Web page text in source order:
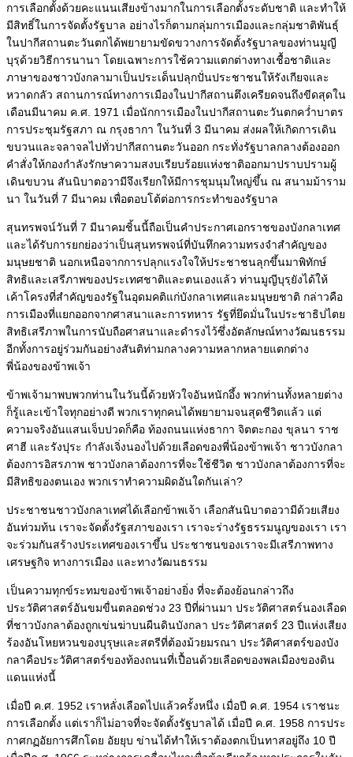
การเลือกตั้งด้วยคะแนนเสียงข้างมากในการเลือกตั้งระดับชาติ และทำให้
มีสิทธิ์ในการจัดตั้งรัฐบาล อย่างไรก็ตามกลุ่มการเมืองและกลุ่มชาติพันธุ์
ในปากีสถานตะวันตกได้พยายามขัดขวางการจัดตั้งรัฐบาลของท่านมูญี
บุรฺด้วยวิธีการนานา โดยเฉพาะการใช้ความแตกต่างทางเชื้อชาติและ
ภาษาของชาวบังกลามาเป็นประเด็นปลุกปั่นประชาชนให้รังเกียจและ
หวาดกลัว สถานการณ์ทางการเมืองในปากีสถานตึงเครียดจนถึงขีดสุดใน
เดือนมีนาคม ค.ศ. 1971 เมื่อนักการเมืองในปากีสถานตะวันตกคว่ำบาตร
การประชุมรัฐสภา ณ กรุงธากา ในวันที่ 3 มีนาคม ส่งผลให้เกิดการเดิน
ขบวนและจลาจลไปทั่วปากีสถานตะวันออก กระทั่งรัฐบาลกลางต้องออก
คำสั่งให้กองกำลังรักษาความสงบเรียบร้อยแห่งชาติออกมาปราบปรามผู้
เดินขบวน สันนิบาตอวามีจึงเรียกให้มีการชุมนุมใหญ่ขึ้น ณ สนามม้าราม
นา ในวันที่ 7 มีนาคม เพื่อตอบโต้ต่อการกระทำของรัฐบาล
สุนทรพจน์วันที่ 7 มีนาคมชิ้นนี้ถือเป็นคำประกาศเอกราชของบังกลาเทศ
และได้รับการยกย่องว่าเป็นสุนทรพจน์ที่บันทึกความทรงจำสำคัญของ
มนุษยชาติ นอกเหนือจากการปลุกแรงใจให้ประชาชนลุกขึ้นมาพิทักษ์
สิทธิและเสรีภาพของประเทศชาติและตนเองแล้ว ท่านมูญีบุรฺยังได้ให้
เค้าโครงที่สำคัญของรัฐในอุดมคติแก่บังกลาเทศและมนุษยชาติ กล่าวคือ
การเมืองที่แยกออกจากศาสนาและการทหาร รัฐที่ยึดมั่นในประชาธิปไตย
สิทธิเสรีภาพในการนับถือศาสนาและดำรงไว้ซึ่งอัตลักษณ์ทางวัฒนธรรม
อีกทั้งการอยู่ร่วมกันอย่างสันติท่ามกลางความหลากหลายแตกต่าง
พี่น้องของข้าพเจ้า
ข้าพเจ้ามาพบพวกท่านในวันนี้ด้วยหัวใจอันหนักอึ้ง พวกท่านทั้งหลายต่าง
ก็รู้และเข้าใจทุกอย่างดี พวกเราทุกคนได้พยายามจนสุดชีวิตแล้ว แต่
ความจริงอันแสนเจ็บปวดก็คือ ท้องถนนแห่งธากา จิตตะกอง ขุลนา ราช
ศาฮี และรังปุระ กำลังเจิ่งนองไปด้วยเลือดของพี่น้องข้าพเจ้า ชาวบังกลา
ต้องการอิสรภาพ ชาวบังกลาต้องการที่จะใช้ชีวิต ชาวบังกลาต้องการที่จะ
มีสิทธิของตนเอง พวกเราทำความผิดอันใดกันเล่า?
ประชาชนชาวบังกลาเทศได้เลือกข้าพเจ้า เลือกสันนิบาตอวามีด้วยเสียง
อันท่วมท้น เราจะจัดตั้งรัฐสภาของเรา เราจะร่างรัฐธรรมนูญของเรา เรา
จะร่วมกันสร้างประเทศของเราขึ้น ประชาชนของเราจะมีเสรีภาพทาง
เศรษฐกิจ ทางการเมือง และทางวัฒนธรรม
เป็นความทุกข์ระทมของข้าพเจ้าอย่างยิ่ง ที่จะต้องย้อนกล่าวถึง
ประวัติศาสตร์อันขมขื่นตลอดช่วง 23 ปีที่ผ่านมา ประวัติศาสตร์นองเลือด
ที่ชาวบังกลาต้องถูกเข่นฆ่าบนผืนดินบังกลา ประวัติศาสตร์ 23 ปีแห่งเสียง
ร้องอันโหยหวนของบุรุษและสตรีที่ต้องม้วยมรณา ประวัติศาสตร์ของบัง
กลาคือประวัติศาสตร์ของท้องถนนที่เปื้อนด้วยเลือดของพลเมืองของดิน
แดนแห่งนี้
เมื่อปี ค.ศ. 1952 เราหลั่งเลือดไปแล้วครั้งหนึ่ง เมื่อปี ค.ศ. 1954 เราชนะ
การเลือกตั้ง แต่เราก็ไม่อาจที่จะจัดตั้งรัฐบาลได้ เมื่อปี ค.ศ. 1958 การประ
กาศกฏอัยการศึกโดย อัยยุบ ข่านได้ทำให้เราต้องตกเป็นทาสอยู่ถึง 10 ปี